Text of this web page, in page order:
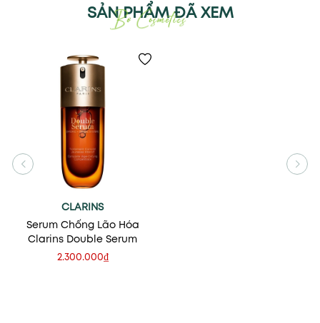
SẢN PHẨM ĐÃ XEM
CLARINS
Serum Chống Lão Hóa
Clarins Double Serum
2.300.000₫